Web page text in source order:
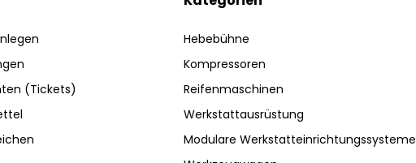
(Tickets)
Hebebühne
Kompressoren
Reifenmaschinen
Werkstattausrüstung
Modulare Werkstatteinrichtungssysteme